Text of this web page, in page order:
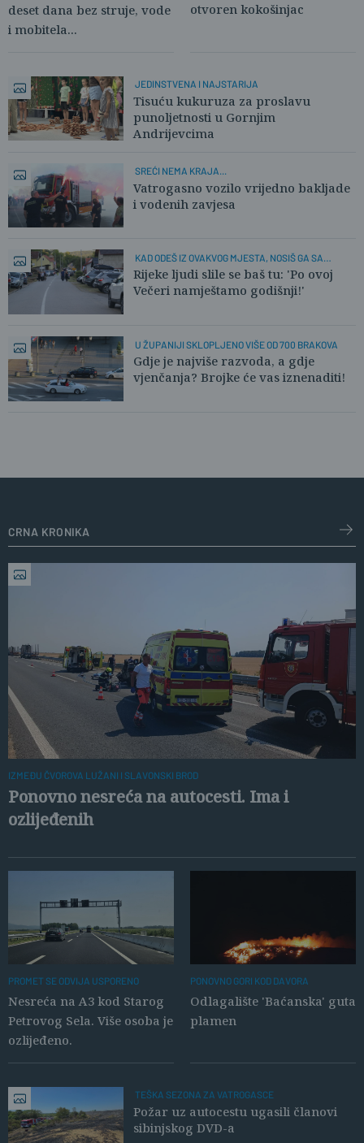
deset dana bez struje, vode
i mobitela...
otvoren kokošinjac
JEDINSTVENA I NAJSTARIJA
Tisuću kukuruza za proslavu
punoljetnosti u Gornjim
Andrijevcima
SREĆI NEMA KRAJA...
Vatrogasno vozilo vrijedno bakljade
i vodenih zavjesa
KAD ODEŠ IZ OVAKVOG MJESTA, NOSIŠ GA SA
SOBOM!
Rijeke ljudi slile se baš tu: 'Po ovoj
Večeri namještamo godišnji!'
U ŽUPANIJI SKLOPLJENO VIŠE OD 700 BRAKOVA
Gdje je najviše razvoda, a gdje
vjenčanja? Brojke će vas iznenaditi!
crna kronika
IZMEĐU ČVOROVA LUŽANI I SLAVONSKI BROD
Ponovno nesreća na autocesti. Ima i
ozlijeđenih
PROMET SE ODVIJA USPORENO
Nesreća na A3 kod Starog
Petrovog Sela. Više osoba je
ozlijeđeno.
PONOVNO GORI KOD DAVORA
Odlagalište 'Baćanska' guta
plamen
TEŠKA SEZONA ZA VATROGASCE
Požar uz autocestu ugasili članovi
sibinjskog DVD-a